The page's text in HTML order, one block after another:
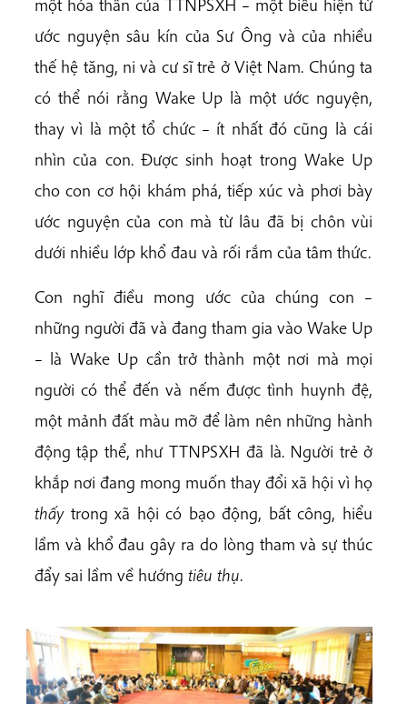
một hóa thân của TTNPSXH – một biểu hiện từ
ước nguyện sâu kín của Sư Ông và của nhiều
thế hệ tăng, ni và cư sĩ trẻ ở Việt Nam. Chúng ta
có thể nói rằng Wake Up là một ước nguyện,
thay vì là một tổ chức – ít nhất đó cũng là cái
nhìn của con. Được sinh hoạt trong Wake Up
cho con cơ hội khám phá, tiếp xúc và phơi bày
ước nguyện của con mà từ lâu đã bị chôn vùi
dưới nhiều lớp khổ đau và rối rắm của tâm thức.
Con nghĩ điều mong ước của chúng con –
những người đã và đang tham gia vào Wake Up
– là Wake Up cần trở thành một nơi mà mọi
người có thể đến và nếm được tình huynh đệ,
một mảnh đất màu mỡ để làm nên những hành
động tập thể, như TTNPSXH đã là. Người trẻ ở
khắp nơi đang mong muốn thay đổi xã hội vì họ
thấytrong xã hội có bạo động, bất công, hiểu
lầm và khổ đau gây ra do lòng tham và sự thúc
đẩy sai lầm về hướng tiêu thụ.